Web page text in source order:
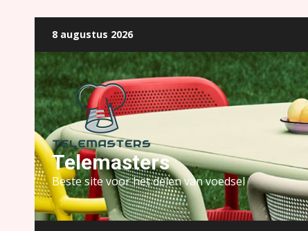
naar
de
inhoud
8 augustus 2026
Telemasters
Beste site voor het delen van voedsel